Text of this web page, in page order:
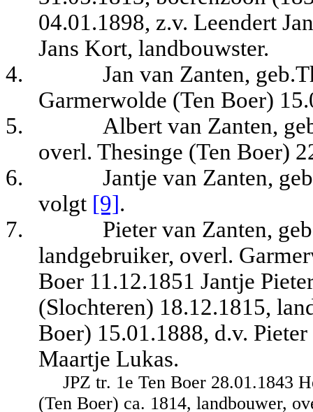
04.01.1898, z.v. Leendert
Jans Kort, landbouwster.
4.
Jan van Zanten,
Garmerwolde (Ten Boer)
5.
Albert van Zanten,
overl. Thesinge (Ten Boer)
6.
Jantje van Zanten,
volgt [9].
7.
Pieter van Zanten,
landgebruiker, overl.
Boer 11.12.1851 Jantje
(Slochteren) 18.12.1815,
Boer) 15.01.1888, d.v.
Maartje Lukas.
JPZ tr. 1e Ten Boer 28.01.1843
(Ten Boer) ca. 1814, landbouwer,